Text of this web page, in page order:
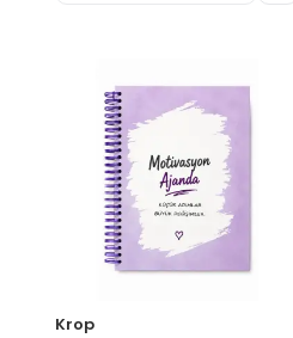
Krop